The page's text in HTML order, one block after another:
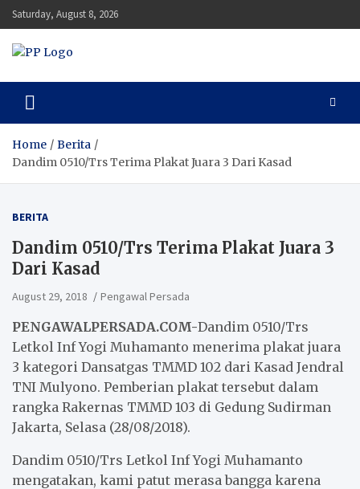
Skip
to
content
Saturday, August 8, 2026
Pengawal Persada
Home
Berita
Dandim 0510/Trs Terima Plakat Juara 3 Dari Kasad
BERITA
Dandim 0510/Trs Terima Plakat Juara 3
Dari Kasad
August 29, 2018 Pengawal Persada
PENGAWALPERSADA.COM-Dandim 0510/Trs
Letkol Inf Yogi Muhamanto menerima plakat juara
3 kategori Dansatgas TMMD 102 dari Kasad Jendral
TNI Mulyono. Pemberian plakat tersebut dalam
rangka Rakernas TMMD 103 di Gedung Sudirman
Jakarta, Selasa (28/08/2018).
Dandim 0510/Trs Letkol Inf Yogi Muhamanto
mengatakan, kami patut merasa bangga karena